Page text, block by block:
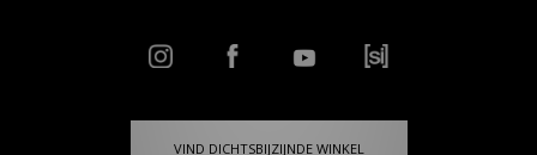
VIND DICHTSBIJZIJNDE WINKEL